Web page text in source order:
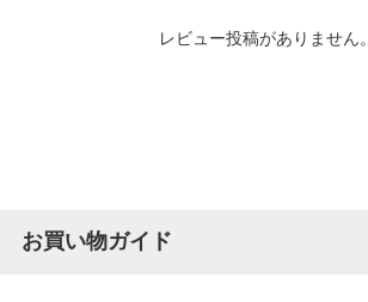
レビュー投稿がありません。
お買い物ガイド